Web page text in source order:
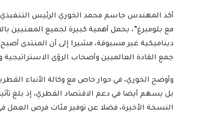
أكد المهندس جاسم محمد الخوري الرئيس التنفيذي
مع بلومبرغ”، يحمل أهمية كبيرة لجميع المعنيين
ديناميكية غير مسبوقة، مشيرا إلى أن المنتدى
جمع القادة العالميين وأصحاب الرؤى
وأوضح الخوري، في حوار خاص مع وكالة الأنباء
النسخة الأخيرة، فضلا عن توفير مئات فرص العمل